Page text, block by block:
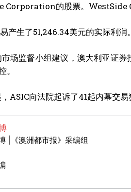
Corporation的股票。WestSide
产生了51,246.34美元的实际利润
场监督小组建议，澳大利亚证
。
ASIC向法院起诉了41起内幕交
|《澳洲都市报》采编组